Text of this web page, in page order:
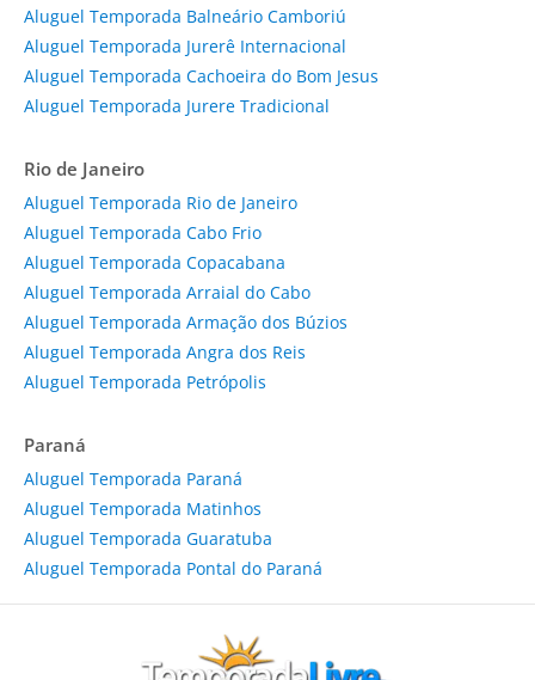
Aluguel Temporada Balneário Camboriú
Aluguel Temporada Jurerê Internacional
Aluguel Temporada Cachoeira do Bom Jesus
Aluguel Temporada Jurere Tradicional
Rio de Janeiro
Aluguel Temporada Rio de Janeiro
Aluguel Temporada Cabo Frio
Aluguel Temporada Copacabana
Aluguel Temporada Arraial do Cabo
Aluguel Temporada Armação dos Búzios
Aluguel Temporada Angra dos Reis
Aluguel Temporada Petrópolis
Paraná
Aluguel Temporada Paraná
Aluguel Temporada Matinhos
Aluguel Temporada Guaratuba
Aluguel Temporada Pontal do Paraná